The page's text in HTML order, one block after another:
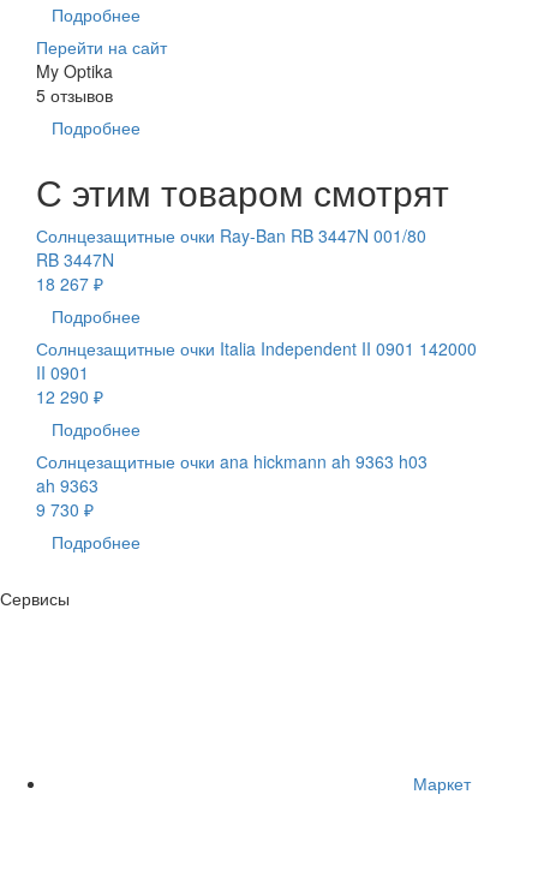
Подробнее
Перейти на сайт
My Optika
5 отзывов
Подробнее
С этим товаром смотрят
Солнцезащитные очки Ray-Ban RB 3447N 001/80
RB 3447N
18 267 ₽
Подробнее
Солнцезащитные очки Italia Independent II 0901 142000
II 0901
12 290 ₽
Подробнее
Солнцезащитные очки ana hickmann ah 9363 h03
ah 9363
9 730 ₽
Подробнее
Сервисы
Маркет